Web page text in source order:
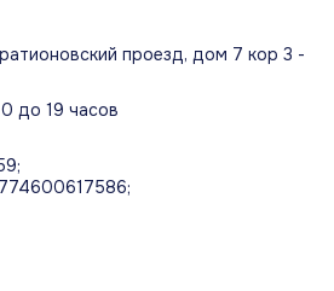
проезд, дом 7 кор 3 -
до 19 часов